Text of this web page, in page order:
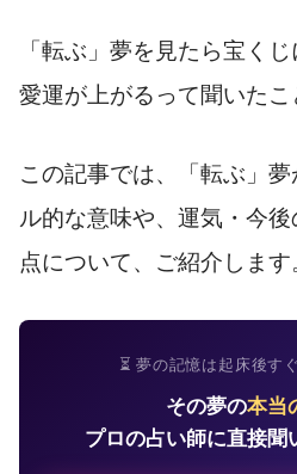
「転ぶ」夢を見たら宝く
愛運が上がるって聞いたこ
この記事では、「転ぶ」
ル的な意味や、運気・今
点について、ご紹介します
⏳ 夢の記憶は起床後す
その夢の本当
プロの占い師に直接聞